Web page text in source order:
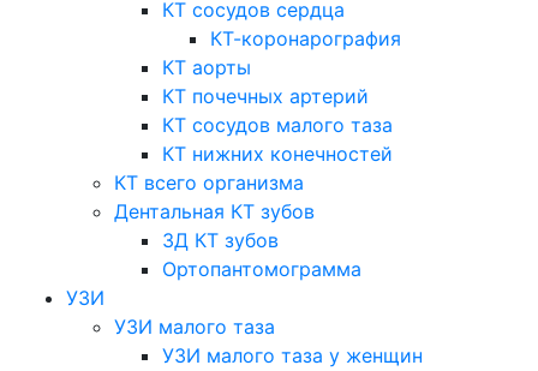
КТ сосудов сердца
КТ-коронарография
КТ аорты
КТ почечных артерий
КТ сосудов малого таза
КТ нижних конечностей
КТ всего организма
Дентальная КТ зубов
3Д КТ зубов
Ортопантомограмма
УЗИ
УЗИ малого таза
УЗИ малого таза у женщин